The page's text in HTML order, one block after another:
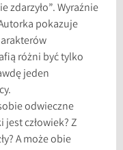
zdarzyło”. Wyraźnie
pokazuje
różni być tylko
jeden
odwieczne
człowiek? Z
A może obie